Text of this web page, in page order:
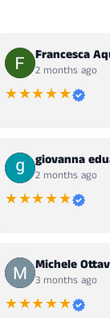
Francesca
2 months ago
★★★★★
giovanna
2 months ago
★★★★★
Michele
3 months ago
★★★★★